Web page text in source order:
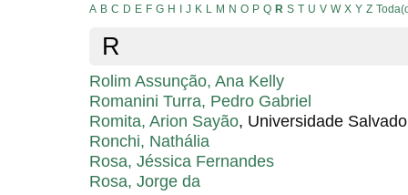
A B C D E F G H J K L M N O P Q R S T U V W X Y Z
R
Rolim Assunção, Ana Kelly
Romanini Turra, Pedro Gabriel
Romita, Arion Sayão, Universidade
Ronchi, Nathália
Rosa, Jéssica Fernandes
Rosa, Jorge da